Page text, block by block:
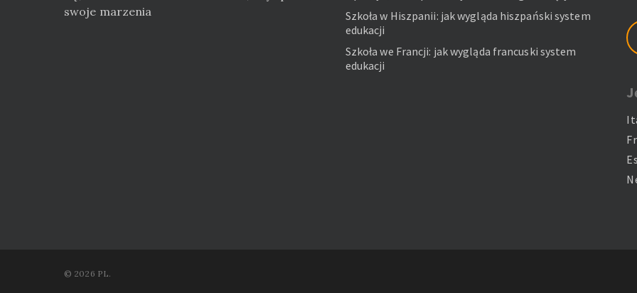
swoje marzenia
Szkoła w Hiszpanii: jak wygląda hiszpański system
edukacji
Szkoła we Francji: jak wygląda francuski system
edukacji
© 2026 PL.